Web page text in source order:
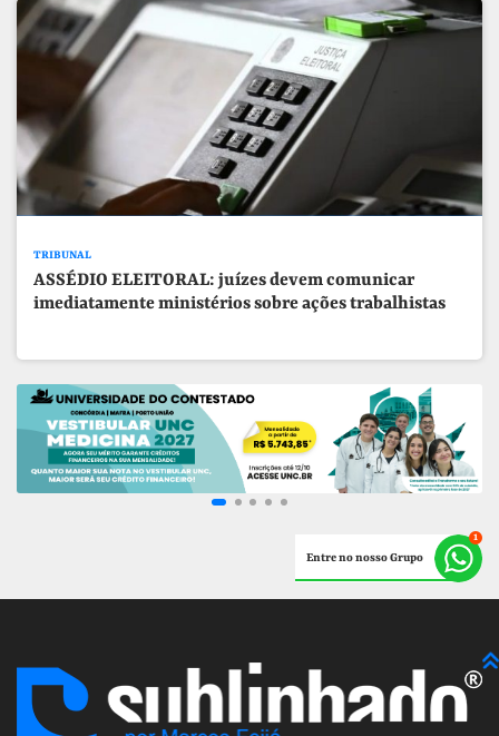
TRIBUNAL
ASSÉDIO ELEITORAL: juízes devem comunicar
imediatamente ministérios sobre ações trabalhistas
Entre no nosso Grupo